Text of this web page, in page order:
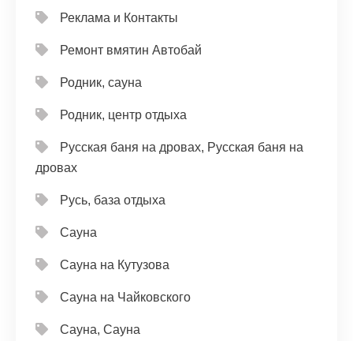
Реклама и Контакты
Ремонт вмятин Автобай
Родник, сауна
Родник, центр отдыха
Русская баня на дровах, Русская баня на
дровах
Русь, база отдыха
Сауна
Сауна на Кутузова
Сауна на Чайковского
Сауна, Сауна